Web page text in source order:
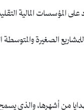
المؤسسات المالية
الصغيرة
من أشهرها، والذي